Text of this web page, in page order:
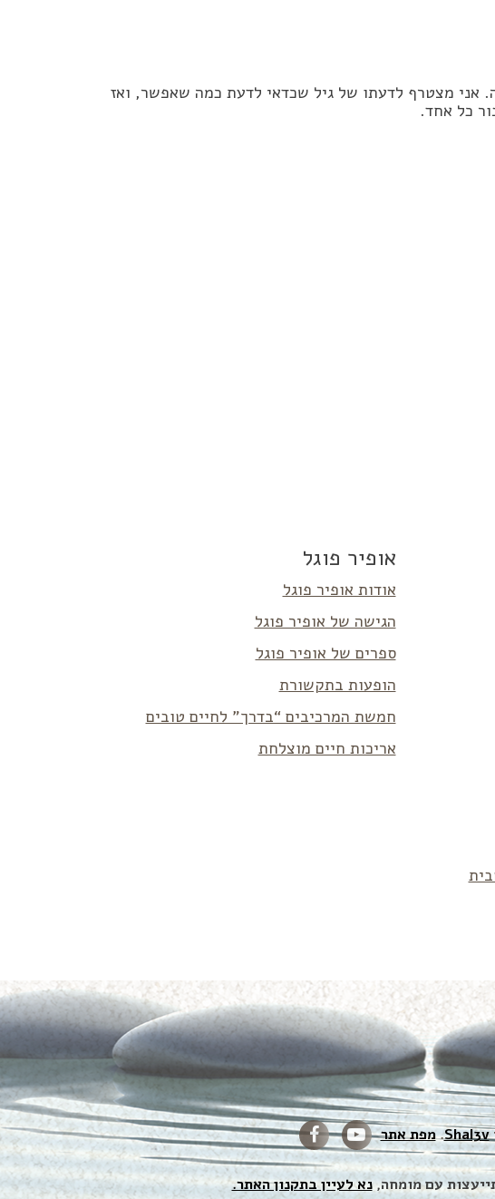
אני מצטרף לדעתו של גיל שכדאי לדעת כמה שאפשר, ואז
כל אחד.
אופיר פוגל
אודות אופיר פוגל
הגישה של אופיר פוגל
ספרים של אופיר פוגל
הופעות בתקשורת
חמשת המרכיבים “בדרך” לחיים טובים
אריכות חיים מוצלחת
Shal3v
.מפת אתר
עם מומחה,נא לעיין בתקנון האתר.